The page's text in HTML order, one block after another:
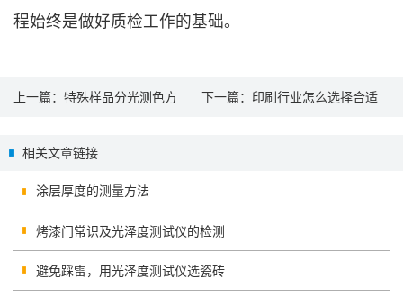
程始终是做好质检工作的基础。
上一篇： 特殊样品分光测色方 下一篇： 印刷行业怎么选择合适
相关文章链接
涂层厚度的测量方法
烤漆门常识及光泽度测试仪的检测
避免踩雷，用光泽度测试仪选瓷砖